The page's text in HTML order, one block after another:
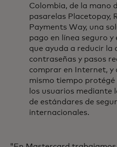
Colombia, de la mano
pasarelas Placetopay,
Payments Way, una
pago en línea seguro y
que ayuda a reducir la
contraseñas y pasos
comprar en Internet, y
mismo tiempo protégé
los usuarios mediante
de estándares de
internacionales.